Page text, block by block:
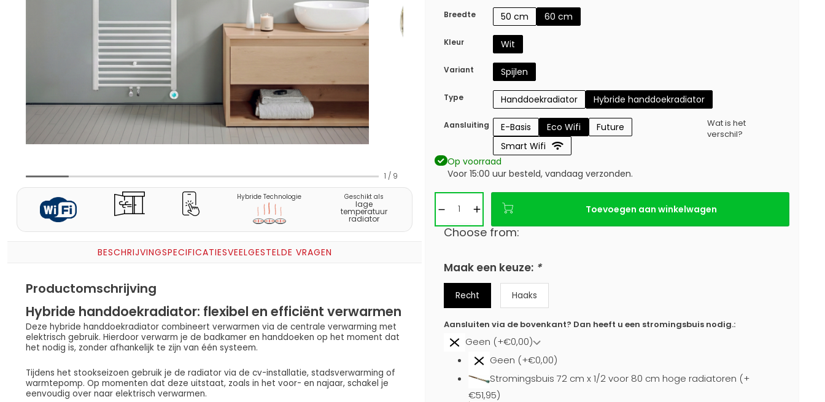
1 / 9
Hybride Technologie Geschikt als
lage
temperatuur
radiator
BESCHRIJVINGSPECIFICATIESVEELGESTELDE VRAGEN
Productomschrijving
Hybride handdoekradiator: flexibel en efficiënt verwarmen
Deze hybride handdoekradiator combineert verwarmen via de centrale verwarming met
elektrisch gebruik. Hierdoor verwarm je de badkamer en handdoeken op het moment dat
het nodig is, zonder afhankelijk te zijn van één systeem.
Tijdens het stookseizoen gebruik je de radiator via de cv-installatie, stadsverwarming of
warmtepomp. Op momenten dat deze uitstaat, zoals in het voor- en najaar, schakel je
eenvoudig over naar elektrisch verwarmen.
Breedte 50 cm 60 cm
Kleur Wit
Variant Spijlen
Type Handdoekradiator Hybride handdoekradiator
Aansluiting E-Basis Eco Wifi
Future
Smart Wifi
Wat is het
verschil?
Op voorraad
Voor 15:00 uur besteld, vandaag verzonden.
Toevoegen aan winkelwagen
Choose from:
Maak een keuze: *
Recht Haaks
Aansluiten via de bovenkant? Dan heeft u een stromingsbuis nodig.:
Geen (+€0,00)
Geen (+€0,00)
Stromingsbuis 72 cm x 1/2 voor 80 cm hoge radiatoren (+
€51,95)